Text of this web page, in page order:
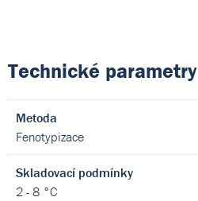
Technické parametry
Metoda
Fenotypizace
Skladovací podmínky
2 - 8 °C